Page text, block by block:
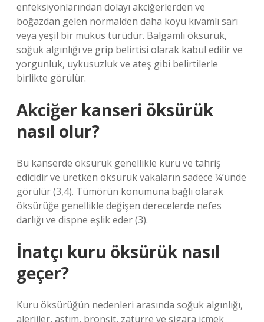
enfeksiyonlarından dolayı akciğerlerden ve
boğazdan gelen normalden daha koyu kıvamlı sarı
veya yeşil bir mukus türüdür. Balgamlı öksürük,
soğuk algınlığı ve grip belirtisi olarak kabul edilir ve
yorgunluk, uykusuzluk ve ateş gibi belirtilerle
birlikte görülür.
Akciğer kanseri öksürük
nasıl olur?
Bu kanserde öksürük genellikle kuru ve tahriş
edicidir ve üretken öksürük vakaların sadece ¼’ünde
görülür (3,4). Tümörün konumuna bağlı olarak
öksürüğe genellikle değişen derecelerde nefes
darlığı ve dispne eşlik eder (3).
İnatçı kuru öksürük nasıl
geçer?
Kuru öksürüğün nedenleri arasında soğuk algınlığı,
alerjiler, astım, bronşit, zatürre ve sigara içmek